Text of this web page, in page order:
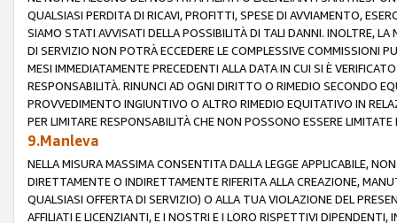
QUALSIASI PERDITA DI RICAVI, PROFITTI, SPESE DI AVVIAMENTO,
SIAMO STATI AVVISATI DELLA POSSIBILITÀ DI TALI DANNI. INOLTRE,
DI SERVIZIO NON POTRÀ ECCEDERE LE COMPLESSIVE COMMISSIONI
MESI IMMEDIATAMENTE PRECEDENTI ALLA DATA IN CUI SI È
RESPONSABILITÀ. RINUNCI AD OGNI DIRITTO O RIMEDIO SECONDO
PROVVEDIMENTO INGIUNTIVO O ALTRO RIMEDIO EQUITATIVO IN
PER LIMITARE RESPONSABILITÀ CHE NON POSSONO ESSERE LIMITATE
9.Manleva
NELLA MISURA MASSIMA CONSENTITA DALLA LEGGE APPLICABILE,
DIRETTAMENTE O INDIRETTAMENTE RIFERITA ALLA CREAZIONE,
QUALSIASI OFFERTA DI SERVIZIO) O ALLA TUA VIOLAZIONE DEL
AFFILIATI E LICENZIANTI, E I NOSTRI E I LORO RISPETTIVI